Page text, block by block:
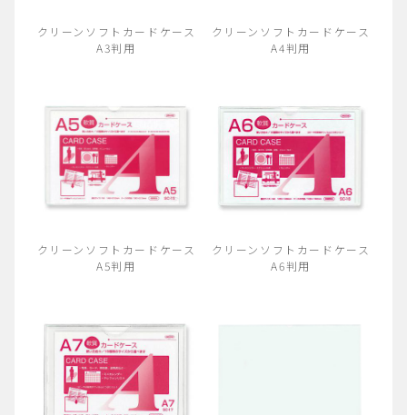
クリーンソフトカードケース
A3判用
クリーンソフトカードケース
A4判用
クリーンソフトカードケース
A5判用
クリーンソフトカードケース
A6判用